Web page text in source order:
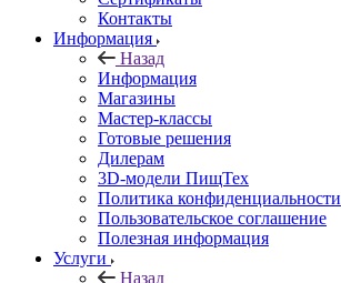
Контакты
Информация
Назад
Информация
Магазины
Мастер-классы
Готовые решения
Дилерам
3D-модели ПищТех
Политика конфиденциальности
Пользовательское соглашение
Полезная информация
Услуги
Назад